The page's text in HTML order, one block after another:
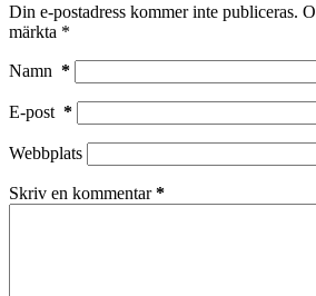
Din e-postadress kommer inte publiceras.
märkta *
Namn *
E-post *
Webbplats
Skriv en kommentar*